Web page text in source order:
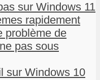
sur Windows 11
rapidement
problème de
pas sous
sur Windows 10